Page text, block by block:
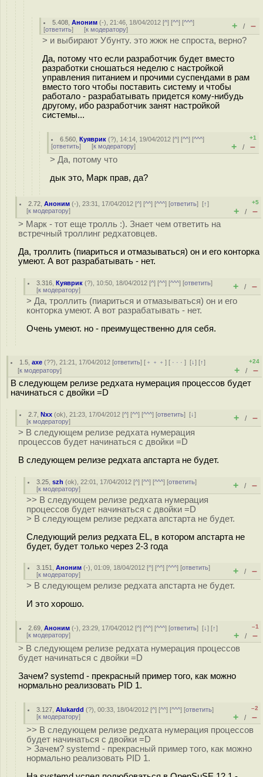
5.408 ,Аноним (-), 21:46, 18/04/2012 [^] [^^] [^^^]
[ответить] [к модератору] + / –
> и выбирают Убунту. это жжж не спроста, верно?
Да, потому что если разработчик будет вместо
разработки сношаться неделю с настройкой
управления питанием и прочими суспендами в рам
вместо того чтобы поставить систему и чтобы
работало - разрабатывать придется кому-нибудь
другому, ибо разработчик занят настройкой
системы...
6.560 ,Куяврик (?), 14:14, 19/04/2012 [^] [^^] [^^^]
[ответить] [к модератору]
+1
+ / –
> Да, потому что
дык это, Марк прав, да?
2.72 ,Аноним (-), 23:31, 17/04/2012 [^] [^^] [^^^] [ответить][↑]
[к модератору]
+5
+ / –
> Марк - тот еще тролль :). Знает чем ответить на
встречный троллинг редхатовцев.
Да, троллить (пиариться и отмазываться) он и его конторка
умеют. А вот разрабатывать - нет.
3.316 ,Куяврик (?), 10:50, 18/04/2012 [^] [^^] [^^^] [ответить]
[к модератору] + / –
> Да, троллить (пиариться и отмазываться) он и его
конторка умеют. А вот разрабатывать - нет.
Очень умеют. но - преимущественно для себя.
1.5 ,axe (??), 21:21, 17/04/2012 [ответить] [ ﹢﹢﹢] [ · · ·][↓] [↑]
[к модератору]
+24
+ / –
В следующем релизе редхата нумерация процессов будет
начинаться с двойки =D
2.7 ,Nxx (ok), 21:23, 17/04/2012 [^] [^^] [^^^] [ответить][↓]
[к модератору] + / –
> В следующем релизе редхата нумерация
процессов будет начинаться с двойки =D
В следующем релизе редхата апстарта не будет.
3.25 ,szh (ok), 22:01, 17/04/2012 [^] [^^] [^^^] [ответить]
[к модератору] + / –
>> В следующем релизе редхата нумерация
процессов будет начинаться с двойки =D
> В следующем релизе редхата апстарта не будет.
Следующий релиз редхата EL, в котором апстарта не
будет, будет только через 2-3 года
3.151 ,Аноним (-), 01:09, 18/04/2012 [^] [^^] [^^^] [ответить]
[к модератору] + / –
> В следующем релизе редхата апстарта не будет.
И это хорошо.
2.69 ,Аноним (-), 23:29, 17/04/2012 [^] [^^] [^^^] [ответить][↓] [↑]
[к модератору]
–1
+ / –
> В следующем релизе редхата нумерация процессов
будет начинаться с двойки =D
Зачем? systemd - прекрасный пример того, как можно
нормально реализовать PID 1.
3.127 ,Alukardd (?), 00:33, 18/04/2012 [^] [^^] [^^^] [ответить]
[к модератору]
–2
+ / –
>> В следующем релизе редхата нумерация процессов
будет начинаться с двойки =D
> Зачем? systemd - прекрасный пример того, как можно
нормально реализовать PID 1.